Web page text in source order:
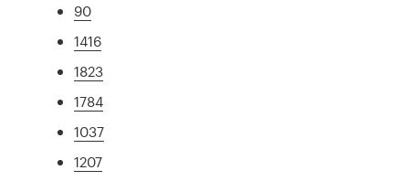
90
1416
1823
1784
1037
1207